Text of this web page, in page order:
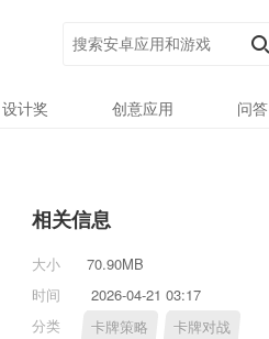
设计奖 创意应用 问答
相关信息
大小
70.90MB
时间
2026-04-21 03:17
分类
卡牌策略 卡牌对战